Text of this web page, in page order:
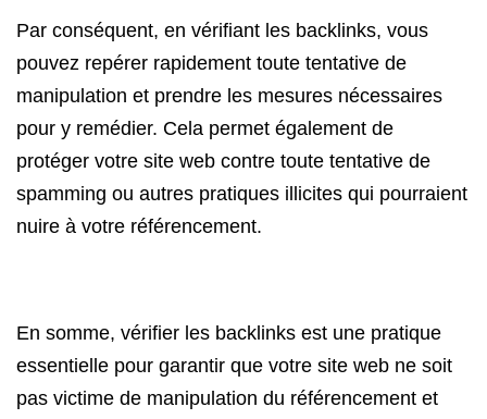
Par conséquent, en vérifiant les backlinks, vous
pouvez repérer rapidement toute tentative de
manipulation et prendre les mesures nécessaires
pour y remédier. Cela permet également de
protéger votre site web contre toute tentative de
spamming ou autres pratiques illicites qui pourraient
nuire à votre référencement.
En somme, vérifier les backlinks est une pratique
essentielle pour garantir que votre site web ne soit
pas victime de manipulation du référencement et